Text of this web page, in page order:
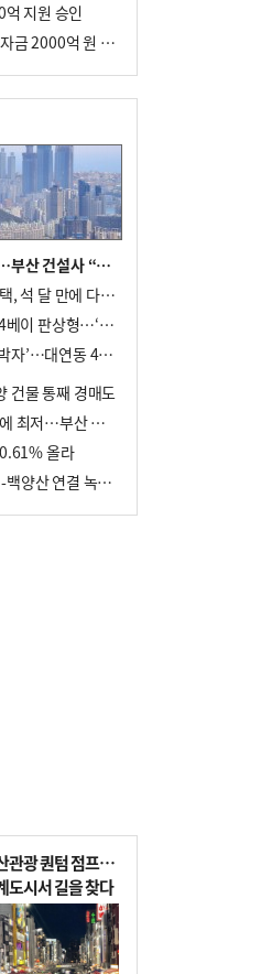
지원 승인
메리츠, 홈플러스 회생 긴급자금 2000억 원 지원 승인
수도권과 다른데 같은 규제…부산 건설사 “쓰러지기 직전”
부산지역 준공 후 미분양 주택, 석 달 만에 다시 3000가구 넘어서
대연·문현 생활권, 전 세대 4베이 판상형…‘더샵 트리센트’ 내달 분양
더블역세권·평지·학군 ‘삼박자’…대연동 42층 브랜드 단지
건물 통째 경매도
전국 청약경쟁률 35개월 만에 최저…부산 미분양 ‘적체’ 심화
올라
부산 개금·당감동에 주거지-백양산 연결 녹지 조성
관광 퀀텀 점프…
도시서 길을 찾다